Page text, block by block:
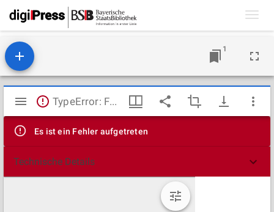
1
Mirador
Viewer
TypeError: Failed to fetch
Es ist ein Fehler aufgetreten
Technische Details